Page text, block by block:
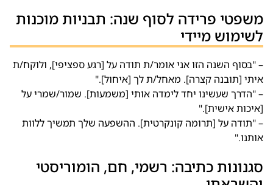
משפטי פרידה לסוף שנה: תבניות מוכנות
לשימוש מיידי
– "בסוף השנה הזו אני אומר/ת תודה על [רגע ספציפי], ולוקח/ת
איתי [תובנה קצרה]. מאחל/ת לך [איחול]."
– "הדרך שעשינו יחד לימדה אותי [משמעות]. שמור/שמרי על
[איכות אישית]."
– "תודה על [תרומה קונקרטית]. ההשפעה שלך תמשיך ללוות
אותנו."
סגנונות כתיבה: רשמי, חם, הומוריסטי